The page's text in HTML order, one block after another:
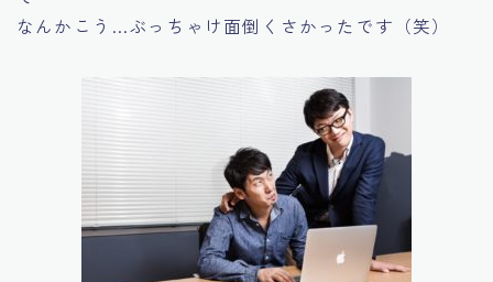
なんかこう…ぶっちゃけ面倒くさかったです（笑）